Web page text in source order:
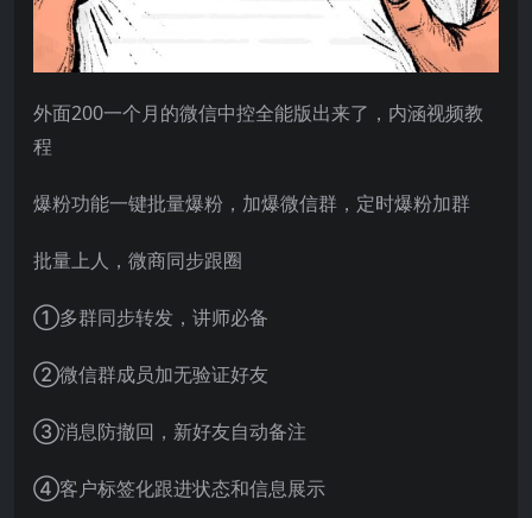
外面200一个月的微信中控全能版出来了，内涵视频教
程
爆粉功能一键批量爆粉，加爆微信群，定时爆粉加群
批量上人，微商同步跟圈
①多群同步转发，讲师必备
②微信群成员加无验证好友
③消息防撤回，新好友自动备注
④客户标签化跟进状态和信息展示